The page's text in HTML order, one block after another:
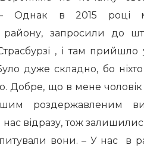
– Однак в 2015 році
району, запросили до
, і там
дуже складно, бо
Добре, що в мене
роздержавленим
нас відразу, тож
вони. – У нас в